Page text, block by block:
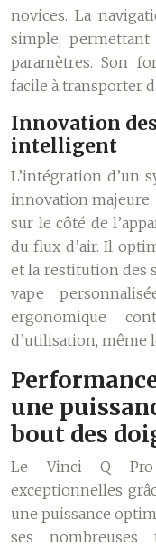
novices. La
simple,
paramètres. Son
facile à transporter
Innovation
intelligent
L’intégration d’un
innovation
sur le côté de
du flux d’air. Il
et la restitution des
vape
ergonomique
d’utilisation, même
une
bout des
Le Vinci Q Pro
exceptionnelles
une puissance
ses nombreuses